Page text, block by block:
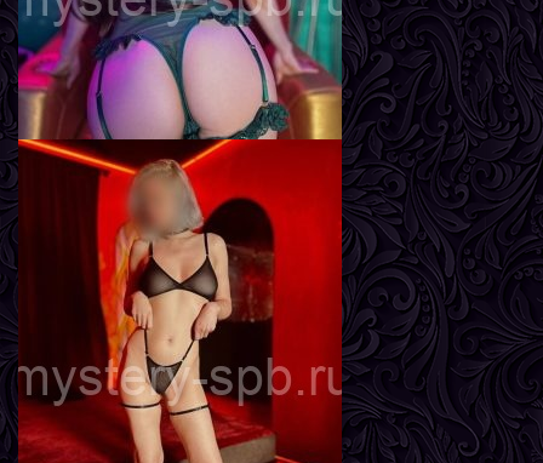
163 см
49 кг
3-й